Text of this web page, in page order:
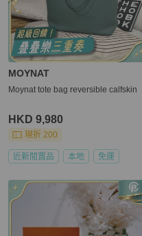
MOYNAT
Moynat tote bag reversible calfskin
HKD 9,980
現折 200
近新閒置品 本地 免運